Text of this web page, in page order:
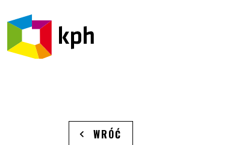
PRZEJDŹ DO TREŚCI
WRÓĆ